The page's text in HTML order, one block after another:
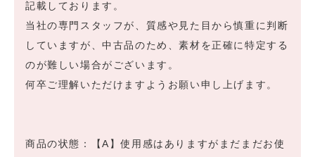
記載しております。
当社の専門スタッフが、質感や見た目から慎重に判断
していますが、中古品のため、素材を正確に特定する
のが難しい場合がございます。
何卒ご理解いただけますようお願い申し上げます。
商品の状態：【A】使用感はありますがまだまだお使